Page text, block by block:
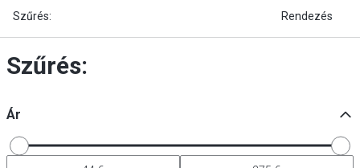
Szűrés: Rendezés
Szűrés:
Ár